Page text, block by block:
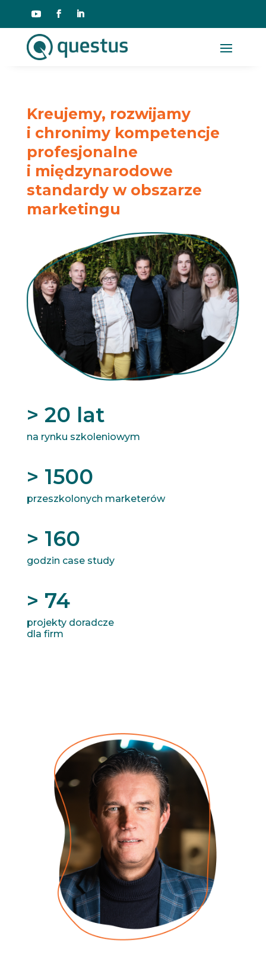
Kreujemy, rozwijamy
i chronimy kompetencje
profesjonalne
i międzynarodowe
standardy w obszarze
marketingu
> 20 lat
na rynku szkoleniowym
> 1500
przeszkolonych marketerów
> 160
godzin case study
> 74
projekty doradcze
dla firm